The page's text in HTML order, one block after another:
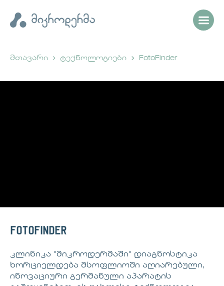
მთავარი ტექნოლოგიები FotoFinder
FotoFinder
კლინიკა "მიკროდერმაში" დიაგნოსტიკა
ხორციელდება მსოფლიოში აღიარებული,
ინოვაციური გერმანული აპარატის